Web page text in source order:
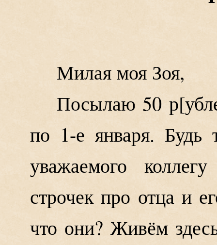
Милая моя Зоя,
Посылаю 50 р
по 1-е января. Будь
уважаемого
строчек про отца и
что они? Живём